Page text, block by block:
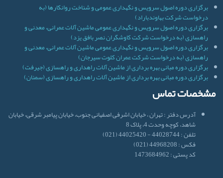
برگزاری دوره اصول سرویس و نگهداری عمومی و شناخت روانکارها (به
درخواست شرکت بهاوندباراد)
برگزاری دوره اصول سرویس و نگهداری عمومی ماشین آلات عمرانی، معدنی و
راهسازی (به درخواست شرکت کاوشگران نصر بافق یزد)
برگزاری دوره اصول سرویس و نگهداری عمومی ماشین آلات عمرانی، معدنی و
راهسازی (به درخواست شرکت عمران کلوت سیرجان)
برگزاری دوره مبانی بهره برداری از ماشین آلات راهداری و راهسازی (جیرفت)
برگزاری دوره مبانی بهره برداری از ماشین آلات راهداری و راهسازی (سمنان)
مشخصات تماس
آدرس دفتر : تهران ، خیابان اشرفی اصفهانی جنوب، خیابان پیامبر شرقی، خیابان
شاهد، کوچه وحدت 4، پلاک 8
تلفن : 44028744 - 44025420 (021)
فکس : 44968208 (021)
کد پستی : 1473684962